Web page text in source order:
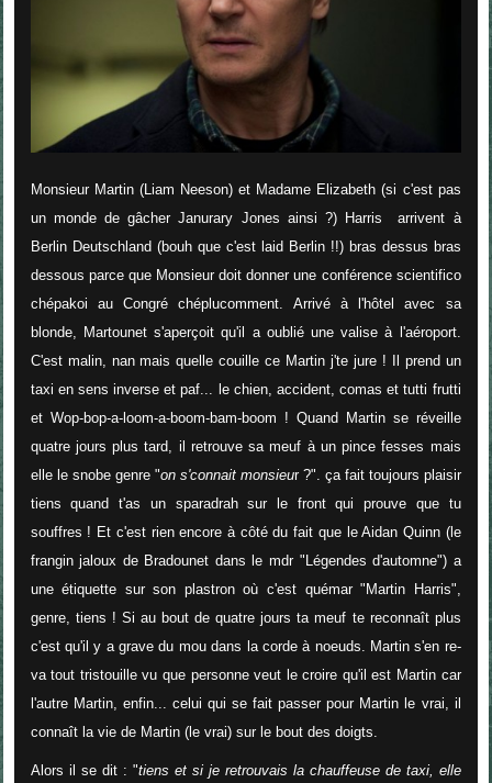
Monsieur Martin (Liam Neeson) et Madame Elizabeth (si c'est pas
un monde de gâcher Janurary Jones ainsi ?) Harris arrivent à
Berlin Deutschland (bouh que c'est laid Berlin !!) bras dessus bras
dessous parce que Monsieur doit donner une conférence scientifico
chépakoi au Congré chéplucomment. Arrivé à l'hôtel avec sa
blonde, Martounet s'aperçoit qu'il a oublié une valise à l'aéroport.
C'est malin, nan mais quelle couille ce Martin j'te jure ! Il prend un
taxi en sens inverse et paf... le chien, accident, comas et tutti frutti
et Wop-bop-a-loom-a-boom-bam-boom ! Quand Martin se réveille
quatre jours plus tard, il retrouve sa meuf à un pince fesses mais
elle le snobe genre "on s'connait monsieur ?". ça fait toujours plaisir
tiens quand t'as un sparadrah sur le front qui prouve que tu
souffres ! Et c'est rien encore à côté du fait que le Aidan Quinn (le
frangin jaloux de Bradounet dans le mdr "Légendes d'automne") a
une étiquette sur son plastron où c'est quémar "Martin Harris",
genre, tiens ! Si au bout de quatre jours ta meuf te reconnaît plus
c'est qu'il y a grave du mou dans la corde à noeuds. Martin s'en re-
va tout tristouille vu que personne veut le croire qu'il est Martin car
l'autre Martin, enfin... celui qui se fait passer pour Martin le vrai, il
connaît la vie de Martin (le vrai) sur le bout des doigts.
Alors il se dit : "tiens et si je retrouvais la chauffeuse de taxi, elle